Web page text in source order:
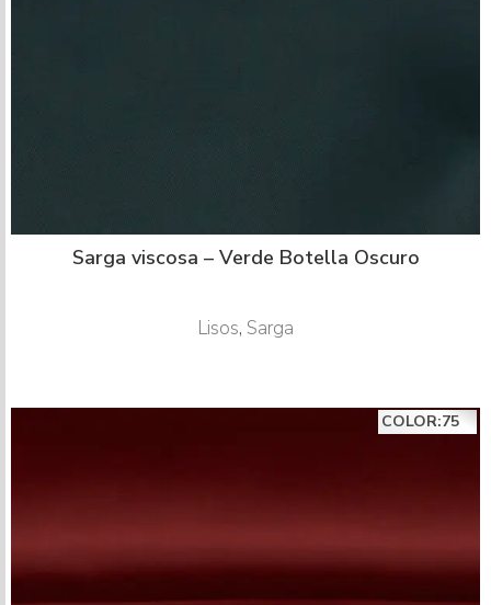
Sarga viscosa – Verde Botella Oscuro
Lisos, Sarga
COLOR:75